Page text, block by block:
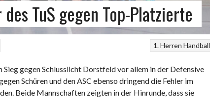
TuS gegen Top-Platzierte
1. Herren Handball
gegen Schlusslicht Dorstfeld vor allem in der Defensive
Schüren und den ASC ebenso dringend die Fehler im
Beide Mannschaften zeigten in der Hinrunde, dass sie